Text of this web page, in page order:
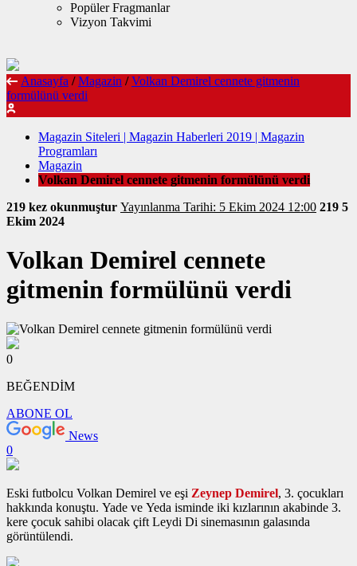
Popüler Fragmanlar
Vizyon Takvimi
Anasayfa / Magazin / Volkan Demirel cennete gitmenin
formülünü verdi
Magazin Siteleri | Magazin Haberleri 2019 | Magazin
Programları
Magazin
Volkan Demirel cennete gitmenin formülünü verdi
219 kez okunmuştur
Yayınlanma Tarihi: 5 Ekim 2024 12:00 219 5
Ekim 2024
Volkan Demirel cennete
gitmenin formülünü verdi
0
BEĞENDİM
ABONE OL
News
0
Eski futbolcu Volkan Demirel ve eşi Zeynep Demirel, 3. çocukları
hakkında konuştu. Yade ve Yeda isminde iki kızlarının akabinde 3.
kere çocuk sahibi olacak çift Leydi Di sinemasının galasında
görüntülendi.